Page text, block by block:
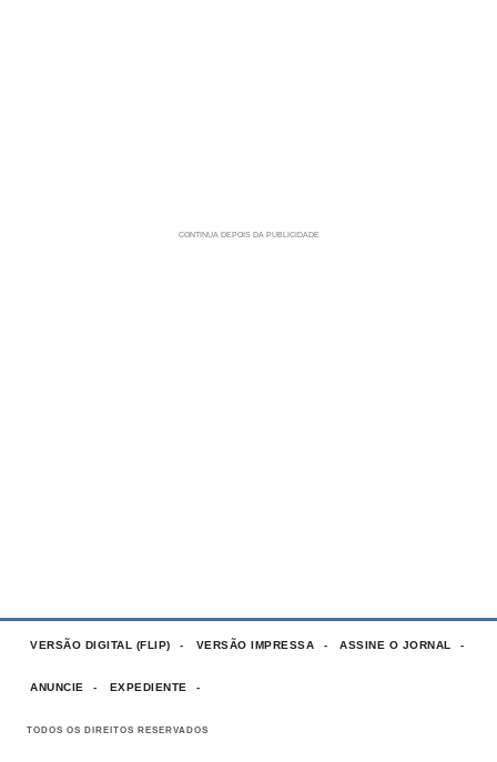
VERSÃO DIGITAL (FLIP) VERSÃO IMPRESSA ASSINE O JORNAL
ANUNCIE EXPEDIENTE
TODOS OS DIREITOS RESERVADOS